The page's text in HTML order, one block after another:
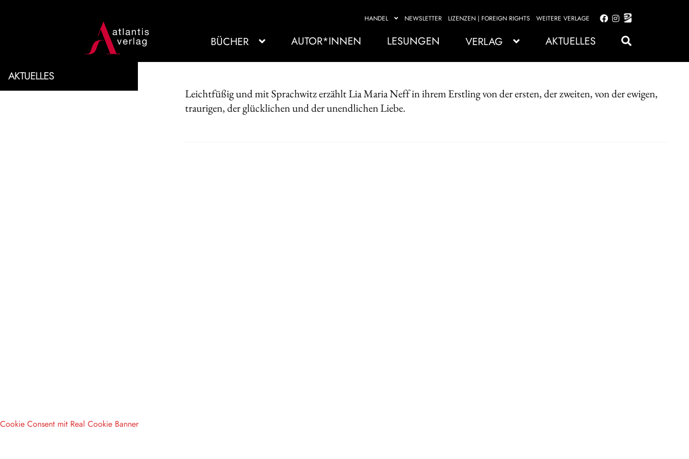
HANDEL NEWSLETTER LIZENZEN | FOREIGN RIGHTS WEITERE VERLAGE
Zur
springen
Zum
springen
BÜCHER AUTOR*INNEN LESUNGEN VERLAG AKTUELLES
AKTUELLES
Leichtfüßig und mit Sprachwitz erzählt Lia Maria Neff in ihrem Erstling von der ersten, der zweiten, von der ewigen,
traurigen, der glücklichen und der unendlichen Liebe.
Cookie Consent mit Real Cookie Banner